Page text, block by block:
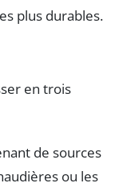
plus durables.
en trois
de sources
ou les